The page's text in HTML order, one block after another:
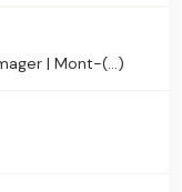
| Mont-(...)